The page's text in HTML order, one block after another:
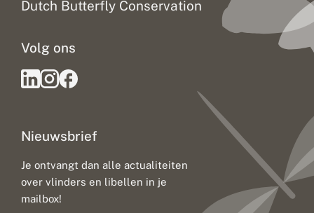
Dutch Butterfly Conservation
Nieuwsbrief
Je ontvangt dan alle actualiteiten
over vlinders en libellen in je
mailbox!
Volg ons